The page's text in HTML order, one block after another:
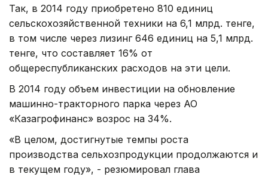
Так, в 2014 году приобретено 810 единиц
сельскохозяйственной техники на 6,1 млрд. тенге,
в том числе через лизинг 646 единиц на 5,1 млрд.
тенге, что составляет 16% от
общереспубликанских расходов на эти цели.
В 2014 году объем инвестиции на обновление
машинно-тракторного парка через АО
«Казагрофинанс» возрос на 34%.
«В целом, достигнутые темпы роста
производства сельхозпродукции продолжаются и
в текущем году», - резюмировал глава